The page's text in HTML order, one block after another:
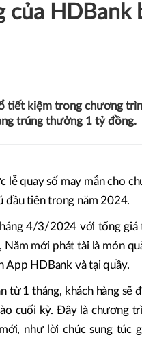
của HDBank
tiết kiệm trong chương
trúng thưởng 1 tỷ đồng.
quay số may mắn cho
đầu tiên trong năm 2024.
4/3/2024 với tổng giá
mới phát tài là món
App HDBank và tại quầy.
1 tháng, khách hàng sẽ
cuối kỳ. Đây là chương
như lời chúc sung túc